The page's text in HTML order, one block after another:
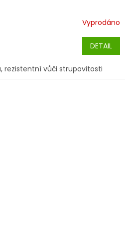
Vyprodáno
DETAIL
rezistentní vůči strupovitosti